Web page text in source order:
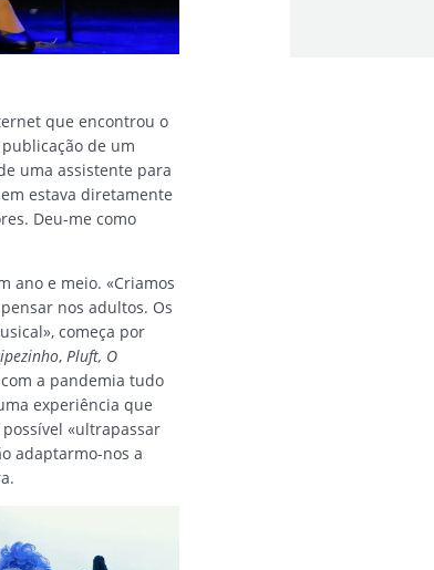
que encontrou o
de um
uma assistente para
estava diretamente
Deu-me como
ano e meio. «Criamos
nos adultos. Os
começa por
, Pluft, O
a pandemia tudo
experiência que
«ultrapassar
adaptarmo-nos a